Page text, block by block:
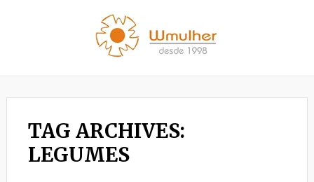
TAG ARCHIVES:
LEGUMES